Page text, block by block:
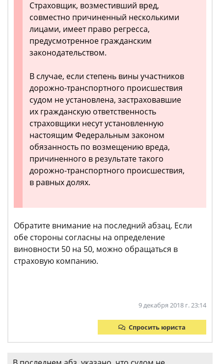
Страховщик, возместивший вред,
совместно причиненный несколькими
лицами, имеет право регресса,
предусмотренное гражданским
законодательством.
В случае, если степень вины участников
дорожно-транспортного происшествия
судом не установлена, застраховавшие
их гражданскую ответственность
страховщики несут установленную
настоящим Федеральным законом
обязанность по возмещению вреда,
причиненного в результате такого
дорожно-транспортного происшествия,
в равных долях.
Обратите внимание на последний абзац. Если
обе стороны согласны на определение
виновности 50 на 50, можно обращаться в
страховую компанию.
9 декабря 2018 г. 23:14
Спросить юриста